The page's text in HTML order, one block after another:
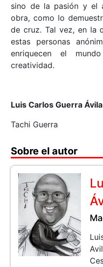
sino de la pasión y el
obra, como lo
de cruz. Tal vez, en la
estas personas
enriquecen el
creatividad.
Luis Carlos Guerra Ávila
Tachi Guerra
Sobre el autor